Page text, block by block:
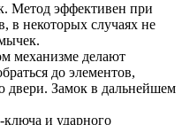
Метод эффективен при
в некоторых случаях не
механизме делают
до элементов,
Замок в дальнейшем
и ударного